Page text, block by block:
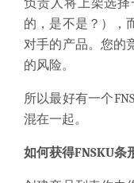
负责人将上架选
的，是不是？），
对手的产品。您的
的风险。
所以最好有一个
混在一起。
如何获得FNSKU条